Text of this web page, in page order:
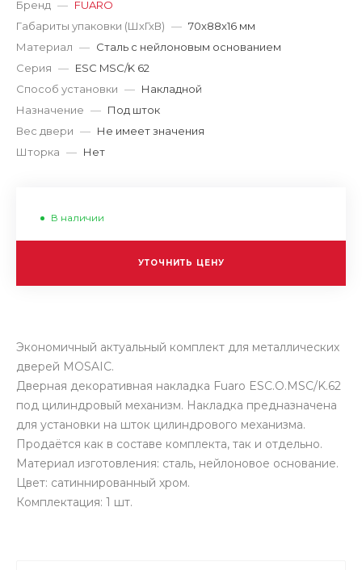
Бренд — FUARO
Габариты упаковки (ШхГхВ) — 70x88x16 мм
Материал — Сталь с нейлоновым основанием
Серия — ESC MSC/K 62
Способ установки — Накладной
Назначение — Под шток
Вес двери — Не имеет значения
Шторка — Нет
В наличии
УТОЧНИТЬ ЦЕНУ
Экономичный актуальный комплект для металлических
дверей MOSAIC.
Дверная декоративная накладка Fuaro ESC.O.MSC/K.62
под цилиндровый механизм. Накладка предназначена
для установки на шток цилиндрового механизма.
Продаётся как в составе комплекта, так и отдельно.
Материал изготовления: сталь, нейлоновое основание.
Цвет: сатиннированный хром.
Комплектация: 1 шт.